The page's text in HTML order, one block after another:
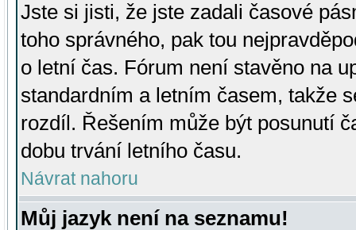
Jste si jisti, že jste zadali časové
toho správného, pak tou
o letní čas. Fórum není stavěno na
standardním a letním časem, takže
rozdíl. Řešením může být posunutí
dobu trvání letního času.
Návrat nahoru
Můj jazyk není na seznamu!